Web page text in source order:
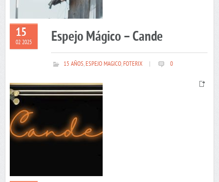
15
02 2025 Espejo Mágico – Cande
15 AÑOS,ESPEJO MAGICO,FOTERIX 0